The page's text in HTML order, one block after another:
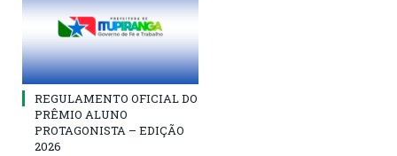
REGULAMENTO OFICIAL DO
PRÊMIO ALUNO
PROTAGONISTA – EDIÇÃO
2026